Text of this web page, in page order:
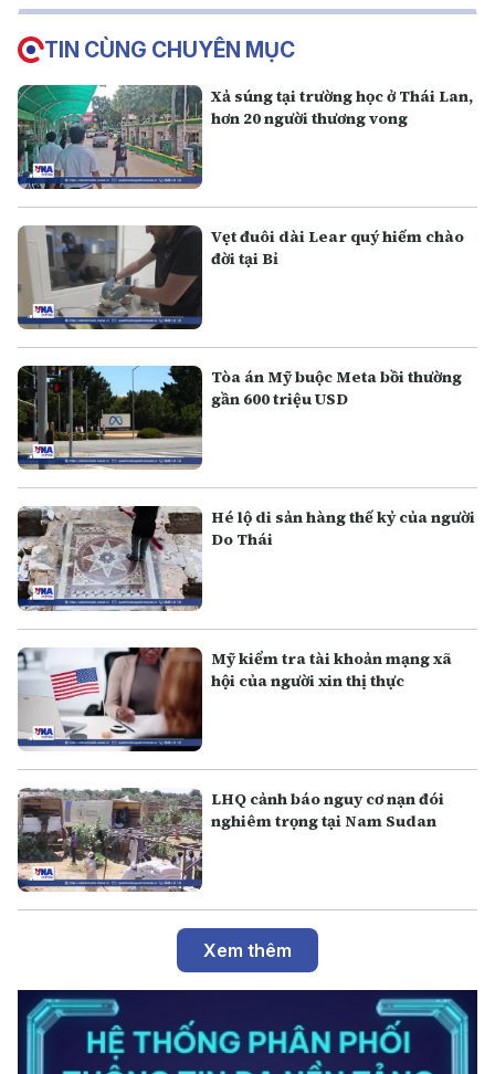
TIN CÙNG CHUYÊN MỤC
Xả súng tại trường học ở Thái Lan,
hơn 20 người thương vong
Vẹt đuôi dài Lear quý hiếm chào
đời tại Bỉ
Tòa án Mỹ buộc Meta bồi thường
gần 600 triệu USD
Hé lộ di sản hàng thế kỷ của người
Do Thái
Mỹ kiểm tra tài khoản mạng xã
hội của người xin thị thực
LHQ cảnh báo nguy cơ nạn đói
nghiêm trọng tại Nam Sudan
Xem thêm